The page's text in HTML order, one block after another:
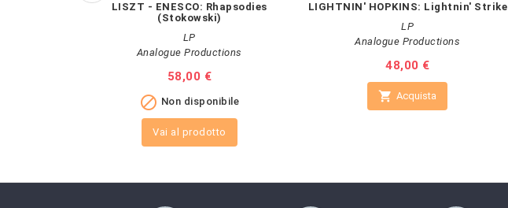
LISZT - ENESCO: Rhapsodies
(Stokowski)
LP
Analogue Productions
Prezzo
58,00 €
 Non disponibile
Vai al prodotto
LIGHTNIN' HOPKINS: Lightnin' Strike
LP
Analogue Productions
Prezzo
48,00 €
 Acquista